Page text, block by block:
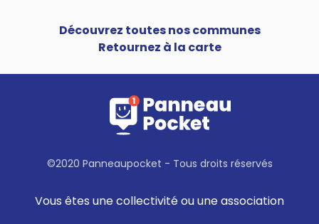
Découvrez toutes nos communes
Retournez à la carte
©2020 Panneaupocket - Tous droits réservés
Vous êtes une collectivité ou une association